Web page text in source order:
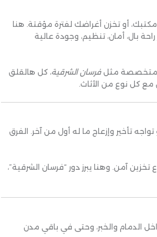
أو تخزن أغراضك لفترة مؤقتة. هنا
بال، أمان، تنظيم، وجودة عالية
متخصصة مثلفرسان الشرقية، كل هالقلق
كل نوع من الأثاث.
تأخير وإزعاج ما له أول من آخر. الفرق
آمن. وهنا يبرز دور “فرسان الشرقية”،
الدمام والخبر، وحتى في باقي مدن